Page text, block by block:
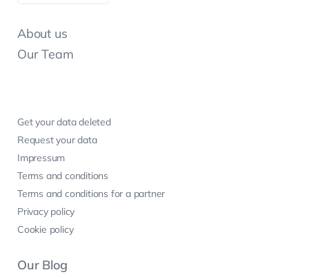
About us
Our Team
Get your data deleted
Request your data
Impressum
Terms and conditions
Terms and conditions for a partner
Privacy policy
Cookie policy
Our Blog